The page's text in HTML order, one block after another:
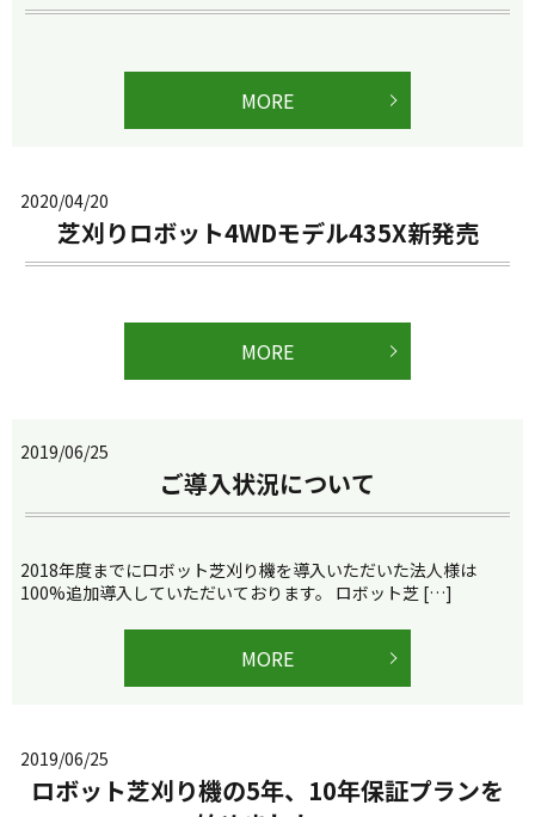
MORE
2020/04/20
芝刈りロボット4WDモデル435X新発売
MORE
2019/06/25
ご導入状況について
2018年度までにロボット芝刈り機を導入いただいた法人様は
100%追加導入していただいております。 ロボット芝 […]
MORE
2019/06/25
ロボット芝刈り機の5年、10年保証プランを